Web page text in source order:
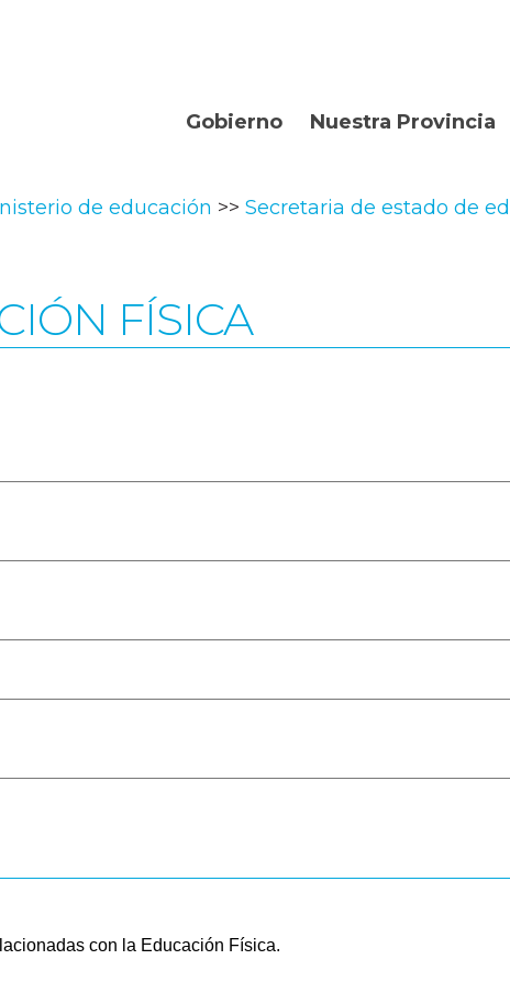
Gobierno
Gobernador
Nuestra Provincia
Departamentos
de educación
Secretaria de estado de
FÍSICA
con la Educación Física.